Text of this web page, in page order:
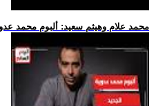
.. محمد علام وهيثم سعيد: ألبوم محمد